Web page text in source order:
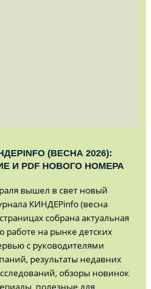
(ВЕСНА 2026):
И PDF НОВОГО НОМЕРА
вышел в свет новый
КИНДЕРinfo (весна
собрана актуальная
работе на рынке детских
с руководителями
результаты недавних
обзоры новинок
полезные для